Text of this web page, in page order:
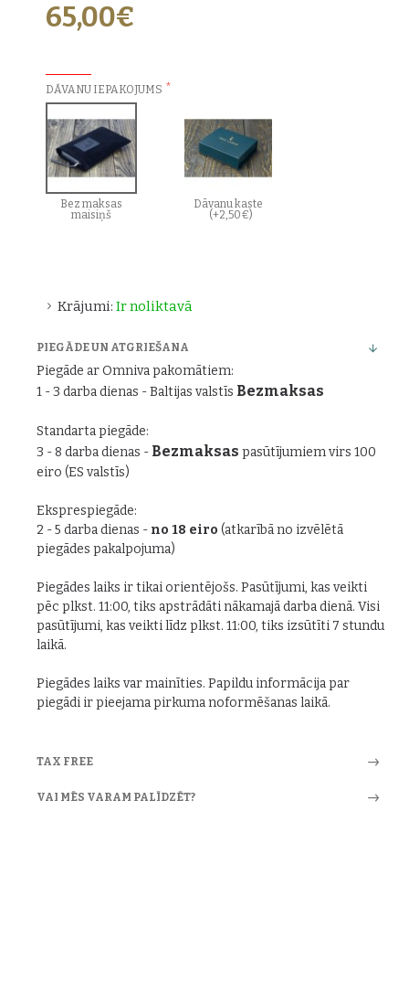
Krājumi: Ir noliktavā
65,00€
DĀVANU IEPAKOJUMS
Bez maksas
maisiņš
Dāvanu kaste
(+2,50€)
PIEGĀDE UN ATGRIEŠANA
Piegāde ar Omniva pakomātiem:
1 - 3 darba dienas - Baltijas valstīs Bezmaksas
Standarta piegāde:
3 - 8 darba dienas - Bezmaksas pasūtījumiem virs 100
eiro (ES valstīs)
Eksprespiegāde:
2 - 5 darba dienas - no 18 eiro (atkarībā no izvēlētā
piegādes pakalpojuma)
Piegādes laiks ir tikai orientējošs. Pasūtījumi, kas veikti
pēc plkst. 11:00, tiks apstrādāti nākamajā darba dienā. Visi
pasūtījumi, kas veikti līdz plkst. 11:00, tiks izsūtīti 7 stundu
laikā.
Piegādes laiks var mainīties. Papildu informācija par
piegādi ir pieejama pirkuma noformēšanas laikā.
TAX FREE
VAI MĒS VARAM PALĪDZĒT?